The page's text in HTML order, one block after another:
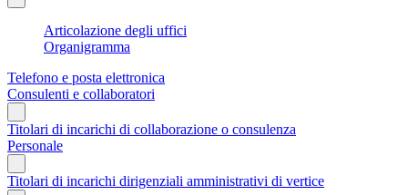
Articolazione degli uffici
Organigramma
Telefono e posta elettronica
Consulenti e collaboratori
Titolari di incarichi di collaborazione o consulenza
Personale
Titolari di incarichi dirigenziali amministrativi di vertice